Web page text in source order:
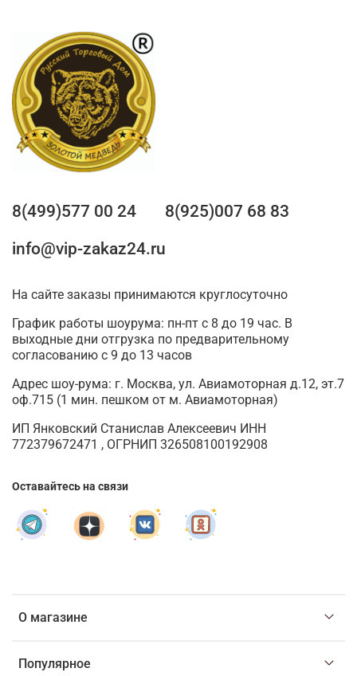
О магазине
Популярное
8(499)577 00 24
8(925)007 68 83
info@vip-zakaz24.ru
На сайте заказы принимаются круглосуточно
График работы шоурума: пн-пт с 8 до 19 час. В
выходные дни отгрузка по предварительному
согласованию с 9 до 13 часов
Адрес шоу-рума: г. Москва, ул. Авиамоторная д.12, эт.7
оф.715 (1 мин. пешком от м. Авиамоторная)
ИП Янковский Станислав Алексеевич ИНН
772379672471 , ОГРНИП 326508100192908
Оставайтесь на связи